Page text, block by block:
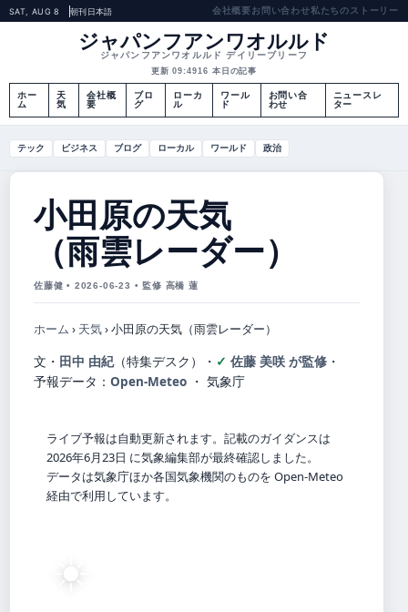
SAT, AUG 8 朝刊日本語 会社概要お問い合わせ私たちのストーリー
ジャパンフアンワオルルド
ジャパンフアンワオルルド デイリーブリーフ
更新 09:4916 本日の記事
ホー
ム
天
気
会社概
要
ブロ
グ
ローカ
ル
ワール
ド
お問い合
わせ
ニュースレ
ター
テック ビジネス ブログ ローカル ワールド 政治
小田原の天気
（雨雲レーダー）
佐藤健 • 2026-06-23 • 監修 高橋 蓮
ホーム › 天気›小田原の天気（雨雲レーダー）
文・ 田中 由紀（特集デスク） ・ 佐藤 美咲 が監修 ・
予報データ： Open-Meteo ・ 気象庁
ライブ予報は自動更新されます。記載のガイダンスは
2026年6月23日 に気象編集部が最終確認しました。
データは気象庁ほか各国気象機関のものを Open-Meteo
経由で利用しています。
☀️